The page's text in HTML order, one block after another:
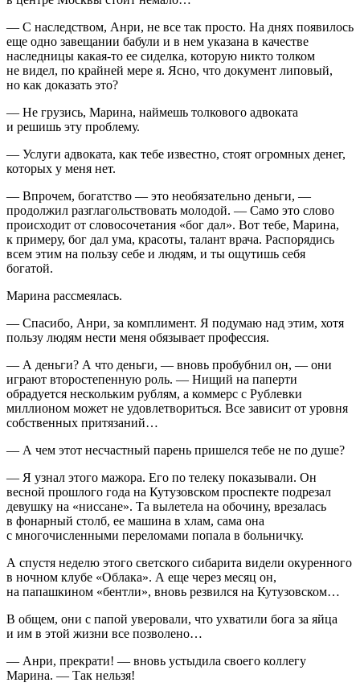
— С наследством, Анри, не все так просто. На днях появилось
еще одно завещании бабули и в нем указана в качестве
наследницы какая-то ее сиделка, которую никто толком
не видел, по крайней мере я. Ясно, что документ липовый,
но как доказать это?
— Не грузись, Марина, наймешь толкового адвоката
и решишь эту проблему.
— Услуги адвоката, как тебе известно, стоят огромных денег,
которых у меня нет.
— Впрочем, богатство — это необязательно деньги, —
продолжил разглагольствовать молодой. — Само это слово
происходит от словосочетания «бог дал». Вот тебе, Марина,
к примеру, бог дал ума, красоты, талант врача. Распорядись
всем этим на пользу себе и людям, и ты ощутишь себя
богатой.
Марина рассмеялась.
— Спасибо, Анри, за комплимент. Я подумаю над этим, хотя
пользу людям нести меня обязывает профессия.
— А деньги? А что деньги, — вновь пробубнил он, — они
играют второстепенную роль. — Нищий на паперти
обрадуется нескольким рублям, а коммерс с Рублевки
миллионом может не удовлетвориться. Все зависит от уровня
собственных притязаний…
— А чем этот несчастный парень пришелся тебе не по душе?
— Я узнал этого мажора. Его по телеку показывали. Он
весной прошлого года на Кутузовском проспекте подрезал
девушку на «ниссане». Та вылетела на обочину, врезалась
в фонарный столб, ее машина в хлам, сама она
с многочисленными переломами попала в больничку.
А спустя неделю этого светского сибарита видели окуренного
в ночном клубе «Облака». А еще через месяц он,
на папашкином «бентли», вновь резвился на Кутузовском…
В общем, они с папой уверовали, что ухватили бога за яйца
и им в этой жизни все позволено…
— Анри, прекрати! — вновь устыдила своего коллегу
Марина. — Так нельзя!